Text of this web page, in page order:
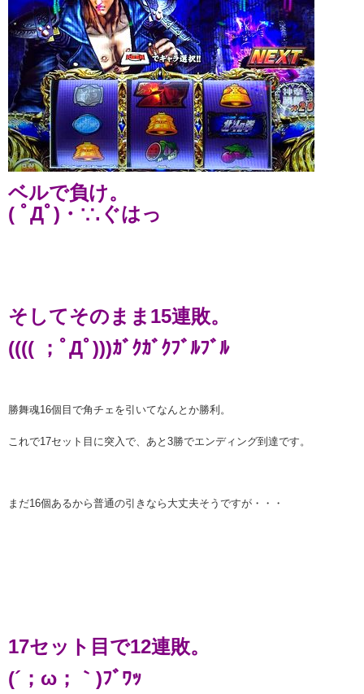
ベルで負け。
( ﾟДﾟ)・∵.ぐはっ
そしてそのまま15連敗。
(((( ；ﾟДﾟ)))ｶﾞｸｶﾞｸﾌﾞﾙﾌﾞﾙ
勝舞魂16個目で角チェを引いてなんとか勝利。
これで17セット目に突入で、あと3勝でエンディング到達です。
まだ16個あるから普通の引きなら大丈夫そうですが・・・
17セット目で12連敗。
(´；ω；｀)ﾌﾞﾜｯ